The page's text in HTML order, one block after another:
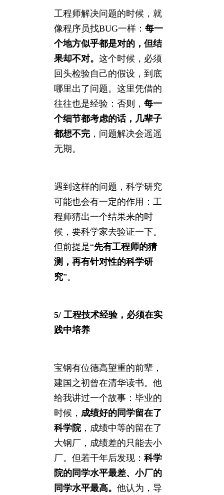
工程师解决问题的时候，就
像程序员找BUG一样： 每一
个地方似乎都是对的，但结
果却不对。 这个时候，必须
回头检验自己的假设，到底
哪里出了问题。这里凭借的
往往也是经验：否则， 每一
个细节都考虑的话，几辈子
都想不完，问题解决会遥遥
无期。
遇到这样的问题，科学研究
可能也会有一定的作用：工
程师猜出一个结果来的时
候，要科学家去验证一下。
但前提是“先有工程师的猜
测，再有针对性的科学研
究”。
5/ 工程技术经验，必须在实
践中培养
宝钢有位德高望重的前辈，
建国之初曾在清华读书。他
给我讲过一个故事：毕业的
时候， 成绩好的同学留在了
科学院，成绩中等的留在了
大钢厂，成绩差的只能去小
厂。但若干年后发现： 科学
院的同学水平最差、小厂的
同学水平最高。 他认为，导